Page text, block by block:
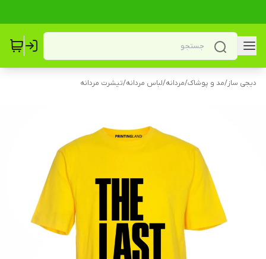
دیجی ساز/مد و پوشاک/مردانه/لباس مردانه/تیشرت مردانه